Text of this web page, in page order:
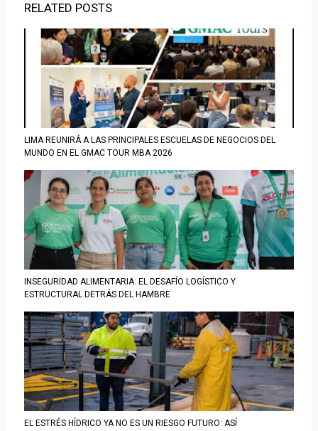
RELATED POSTS
LIMA REUNIRÁ A LAS PRINCIPALES ESCUELAS DE NEGOCIOS DEL
MUNDO EN EL GMAC TOUR MBA 2026
INSEGURIDAD ALIMENTARIA: EL DESAFÍO LOGÍSTICO Y
ESTRUCTURAL DETRÁS DEL HAMBRE
EL ESTRÉS HÍDRICO YA NO ES UN RIESGO FUTURO: ASÍ